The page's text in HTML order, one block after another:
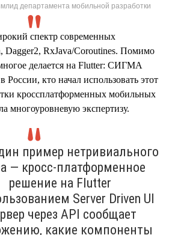
департамента мобильной разработки
спектр современных
Dagger2, RxJava/Coroutines. Помимо
делается на Flutter: СИГМА
России, кто начал использовать этот
кроссплатформенных мобильных
многоуровневую экспертизу.
пример нетривиального
— кросс-платформенное
решение на Flutter
Server Driven UI
через API сообщает
какие компоненты